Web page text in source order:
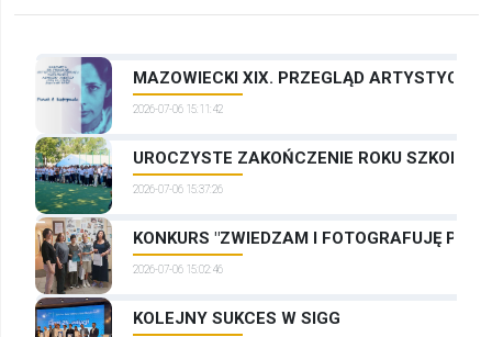
MAZOWIECKI XIX. PRZEGLĄD
2026-07-06 15:11:42
UROCZYSTE ZAKOŃCZENIE ROKU
2026-07-06 15:37:26
KONKURS "ZWIEDZAM I FOTOGRAFUJĘ
2026-07-06 15:02:46
KOLEJNY SUKCES W SIGG